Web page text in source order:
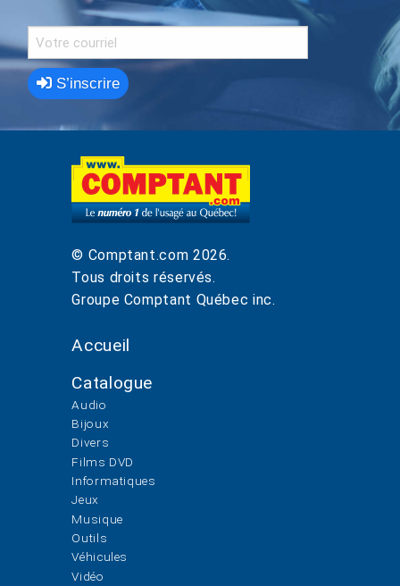
S’inscrire
© Comptant.com 2026.
Tous droits réservés.
Groupe Comptant Québec inc.
Accueil
Catalogue
Audio
Bijoux
Divers
Films DVD
Informatiques
Jeux
Musique
Outils
Véhicules
Vidéo